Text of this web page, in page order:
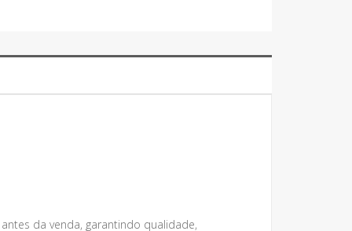
da venda, garantindo qualidade,